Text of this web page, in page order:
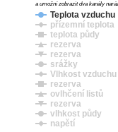
Teplota vzduchu
přízemní teplota
teplota půdy
rezerva
rezerva
srážky
Vlhkost vzduchu
rezerva
ovlhčení listů
rezerva
vlhkost půdy
napětí
a umožní zobrazit dva kanály